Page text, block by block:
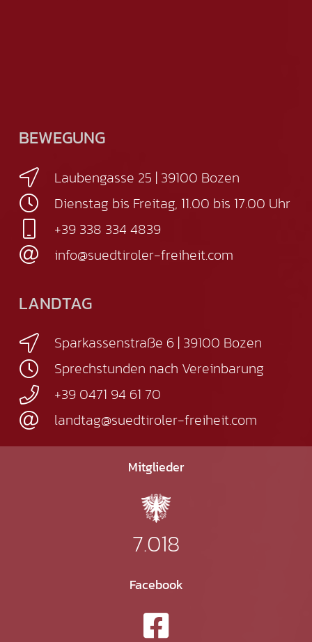
BEWEGUNG
Laubengasse 25 | 39100 Bozen
Dienstag bis Freitag, 11.00 bis 17.00 Uhr
+39 338 334 4839
info@suedtiroler-freiheit.com
LANDTAG
Sparkassenstraße 6 | 39100 Bozen
Sprechstunden nach Vereinbarung
+39 0471 94 61 70
landtag@suedtiroler-freiheit.com
Mitglieder
7.018
Facebook